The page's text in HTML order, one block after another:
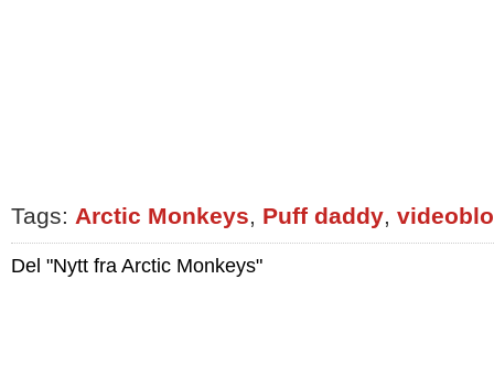
Tags: Arctic Monkeys, Puff daddy,
Del "Nytt fra Arctic Monkeys"